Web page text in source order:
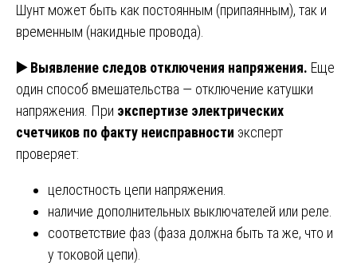
Шунт может быть как постоянным (припаянным), так и
временным (накидные провода).
▶️Выявление следов отключения напряжения. Еще
один способ вмешательства — отключение катушки
напряжения. При экспертизе электрических
счетчиков по факту неисправности эксперт
проверяет:
целостность цепи напряжения.
наличие дополнительных выключателей или реле.
соответствие фаз (фаза должна быть та же, что и
у токовой цепи).